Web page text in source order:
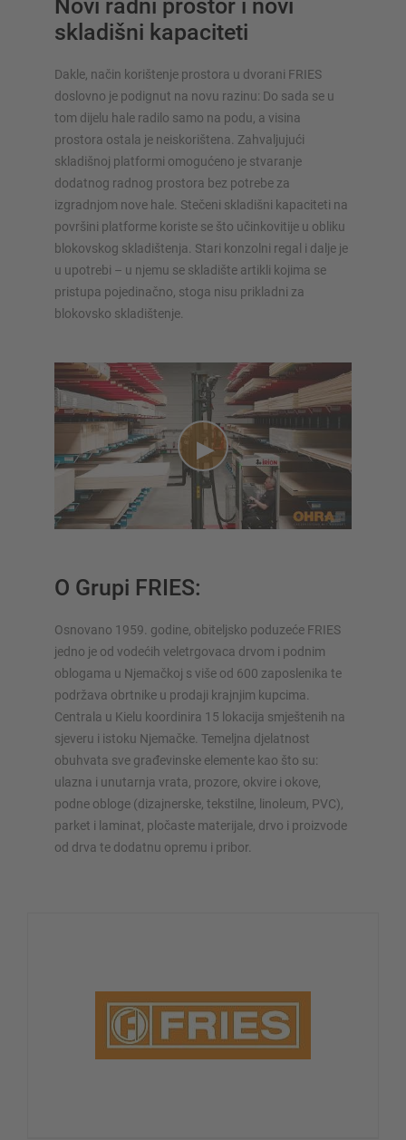
Novi radni prostor i novi
skladišni kapaciteti
Dakle, način korištenje prostora u dvorani FRIES
doslovno je podignut na novu razinu: Do sada se u
tom dijelu hale radilo samo na podu, a visina
prostora ostala je neiskorištena. Zahvaljujući
skladišnoj platformi omogućeno je stvaranje
dodatnog radnog prostora bez potrebe za
izgradnjom nove hale. Stečeni skladišni kapaciteti na
površini platforme koriste se što učinkovitije u obliku
blokovskog skladištenja. Stari konzolni regal i dalje je
u upotrebi – u njemu se skladište artikli kojima se
pristupa pojedinačno, stoga nisu prikladni za
blokovsko skladištenje.
O Grupi FRIES:
Osnovano 1959. godine, obiteljsko poduzeće FRIES
jedno je od vodećih veletrgovaca drvom i podnim
oblogama u Njemačkoj s više od 600 zaposlenika te
podržava obrtnike u prodaji krajnjim kupcima.
Centrala u Kielu koordinira 15 lokacija smještenih na
sjeveru i istoku Njemačke. Temeljna djelatnost
obuhvata sve građevinske elemente kao što su:
ulazna i unutarnja vrata, prozore, okvire i okove,
podne obloge (dizajnerske, tekstilne, linoleum, PVC),
parket i laminat, pločaste materijale, drvo i proizvode
od drva te dodatnu opremu i pribor.